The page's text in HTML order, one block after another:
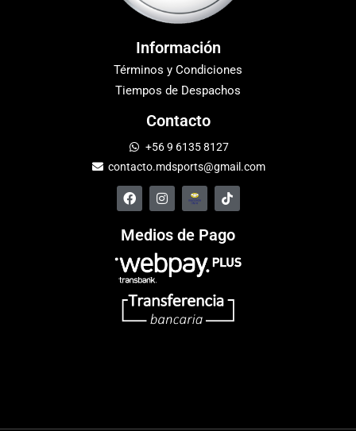
Información
Términos y Condiciones
Tiempos de Despachos
Contacto
+56 9 6135 8127
contacto.mdsports@gmail.com
Medios de Pago